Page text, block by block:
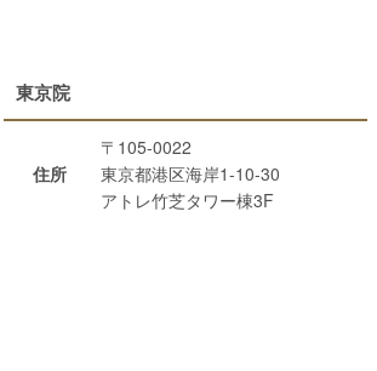
東京院
住所
〒105-0022
東京都港区海岸1-10-30
アトレ竹芝タワー棟3F